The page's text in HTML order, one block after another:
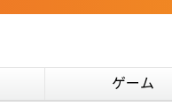
ゲーム